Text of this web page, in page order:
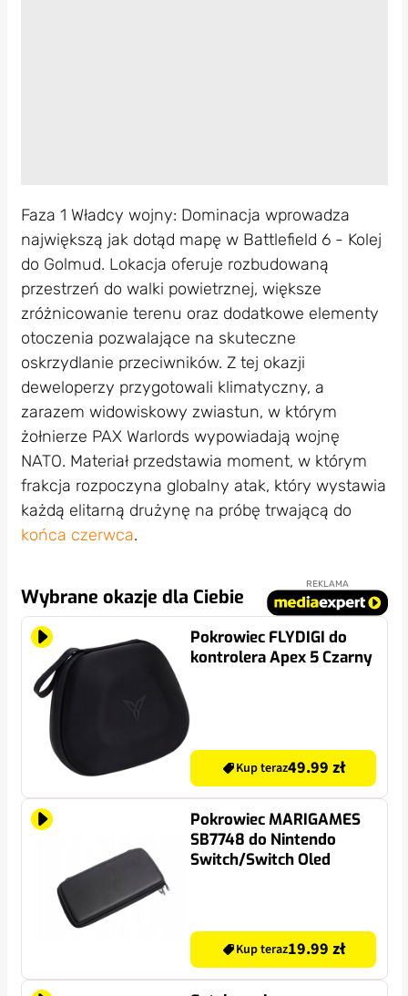
Faza 1 Władcy wojny: Dominacja wprowadza
największą jak dotąd mapę w Battlefield 6 - Kolej
do Golmud. Lokacja oferuje rozbudowaną
przestrzeń do walki powietrznej, większe
zróżnicowanie terenu oraz dodatkowe elementy
otoczenia pozwalające na skuteczne
oskrzydlanie przeciwników. Z tej okazji
deweloperzy przygotowali klimatyczny, a
zarazem widowiskowy zwiastun, w którym
żołnierze PAX Warlords wypowiadają wojnę
NATO. Materiał przedstawia moment, w którym
frakcja rozpoczyna globalny atak, który wystawia
każdą elitarną drużynę na próbę trwającą do
końca czerwca.
Wybrane okazje dla Ciebie
REKLAMA
Pokrowiec FLYDIGI do
kontrolera Apex 5 Czarny
Kup teraz49.99 zł
Pokrowiec MARIGAMES
SB7748 do Nintendo
Switch/Switch Oled
Kup teraz19.99 zł